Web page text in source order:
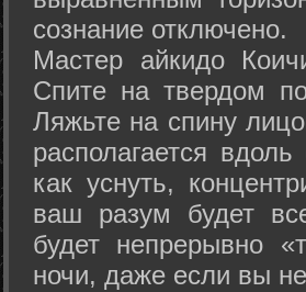
сознание отключено.
Мастер айкидо
Спите на твердом
Ляжьте на спину
располагается
как уснуть,
ваш разум будет
будет непрерывно
ночи, даже если вы